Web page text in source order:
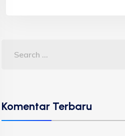
Komentar Terbaru